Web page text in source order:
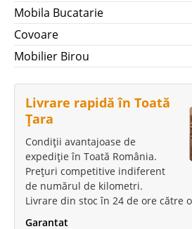
Mobila Bucatarie
Covoare
Mobilier Birou
Livrare rapidă în Toată
Țara
Condiții avantajoase de
expediție în Toată România.
Prețuri competitive indiferent
de numărul de kilometri.
Livrare din stoc în 24 de ore către
Garantat